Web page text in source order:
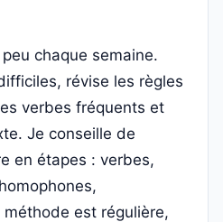
chaque semaine.
révise les règles
verbes fréquents et
Je conseille de
en étapes : verbes,
est régulière,